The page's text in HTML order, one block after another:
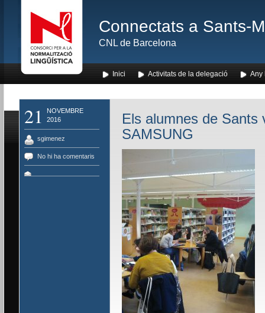
Connectats a Sants-
CNL de Barcelona
Inici Activitats de la delegació Any
21
NOVEMBRE
2016
sgimenez
No hi ha comentaris
Els alumnes de Sants
SAMSUNG